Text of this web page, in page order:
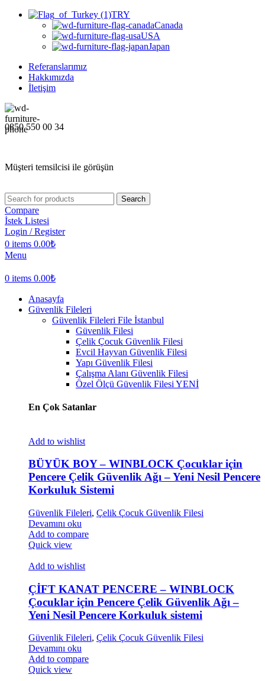
TRY
Canada
USA
Japan
Referanslarımız
Hakkımızda
İletişim
0850 550 00 34
Müşteri temsilcisi ile görüşün
Search
Compare
İstek Listesi
Login / Register
0 items 0.00₺
Menu
0 items 0.00₺
Anasayfa
Güvenlik Fileleri
Güvenlik Fileleri File İstanbul
Güvenlik Filesi
Çelik Çocuk Güvenlik Filesi
Evcil Hayvan Güvenlik Filesi
Yapı Güvenlik Filesi
Çalışma Alanı Güvenlik Filesi
Özel Ölçü Güvenlik Filesi YENİ
En Çok Satanlar
Add to wishlist
BÜYÜK BOY – WINBLOCK Çocuklar için
Pencere Çelik Güvenlik Ağı – Yeni Nesil Pencere
Korkuluk Sistemi
Güvenlik Fileleri, Çelik Çocuk Güvenlik Filesi
Devamını oku
Add to compare
Quick view
Add to wishlist
ÇİFT KANAT PENCERE – WINBLOCK
Çocuklar için Pencere Çelik Güvenlik Ağı –
Yeni Nesil Pencere Korkuluk sistemi
Güvenlik Fileleri, Çelik Çocuk Güvenlik Filesi
Devamını oku
Add to compare
Quick view